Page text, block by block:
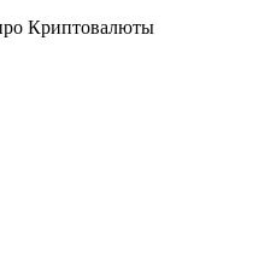
Криптовалюты